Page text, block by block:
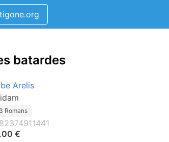
batardes
Arelis
Romans
€